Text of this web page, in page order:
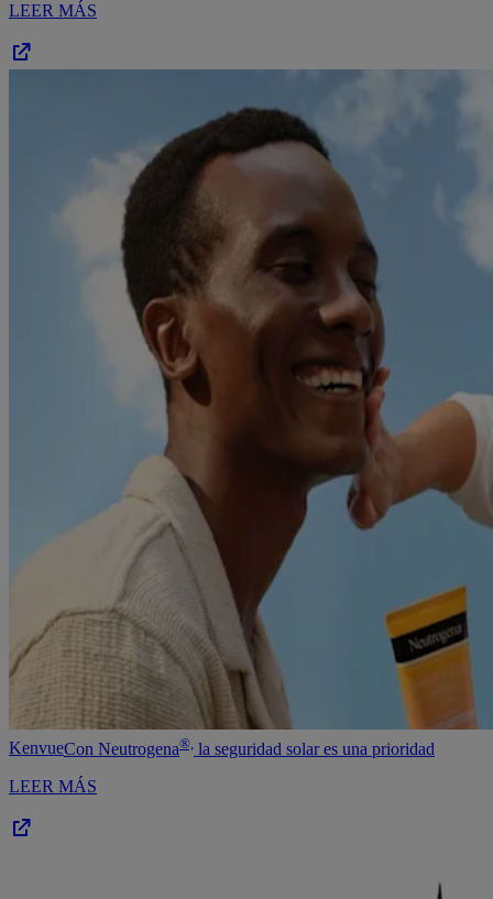
LEER MÁS
KenvueCon Neutrogena®, la seguridad solar es una prioridad
LEER MÁS